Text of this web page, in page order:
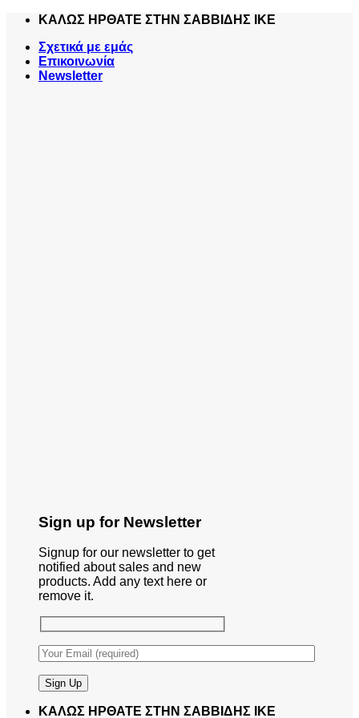
Skip
content
ΚΑΛΩΣ ΗΡΘΑΤΕ ΣΤΗΝ ΣΑΒΒΙΔΗΣ ΙΚΕ
Σχετικά με εμάς
Επικοινωνία
Newsletter
Sign up for Newsletter
Signup for our newsletter to get
notified about sales and new
products. Add any text here or
remove it.
ΚΑΛΩΣ ΗΡΘΑΤΕ ΣΤΗΝ ΣΑΒΒΙΔΗΣ ΙΚΕ